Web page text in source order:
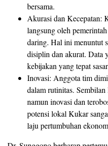
bersama.
Akurasi dan Kecepatan:
langsung oleh
daring. Hal ini menuntut
disiplin dan akurat. Data
kebijakan yang tepat
Inovasi: Anggota tim
dalam rutinitas.
namun inovasi dan
potensi lokal Kukar
laju pertumbuhan